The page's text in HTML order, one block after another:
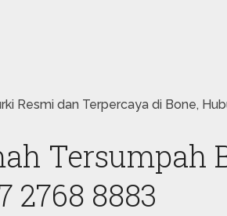
Resmi dan Terpercaya di Bone,
Tersumpah
2768 8883